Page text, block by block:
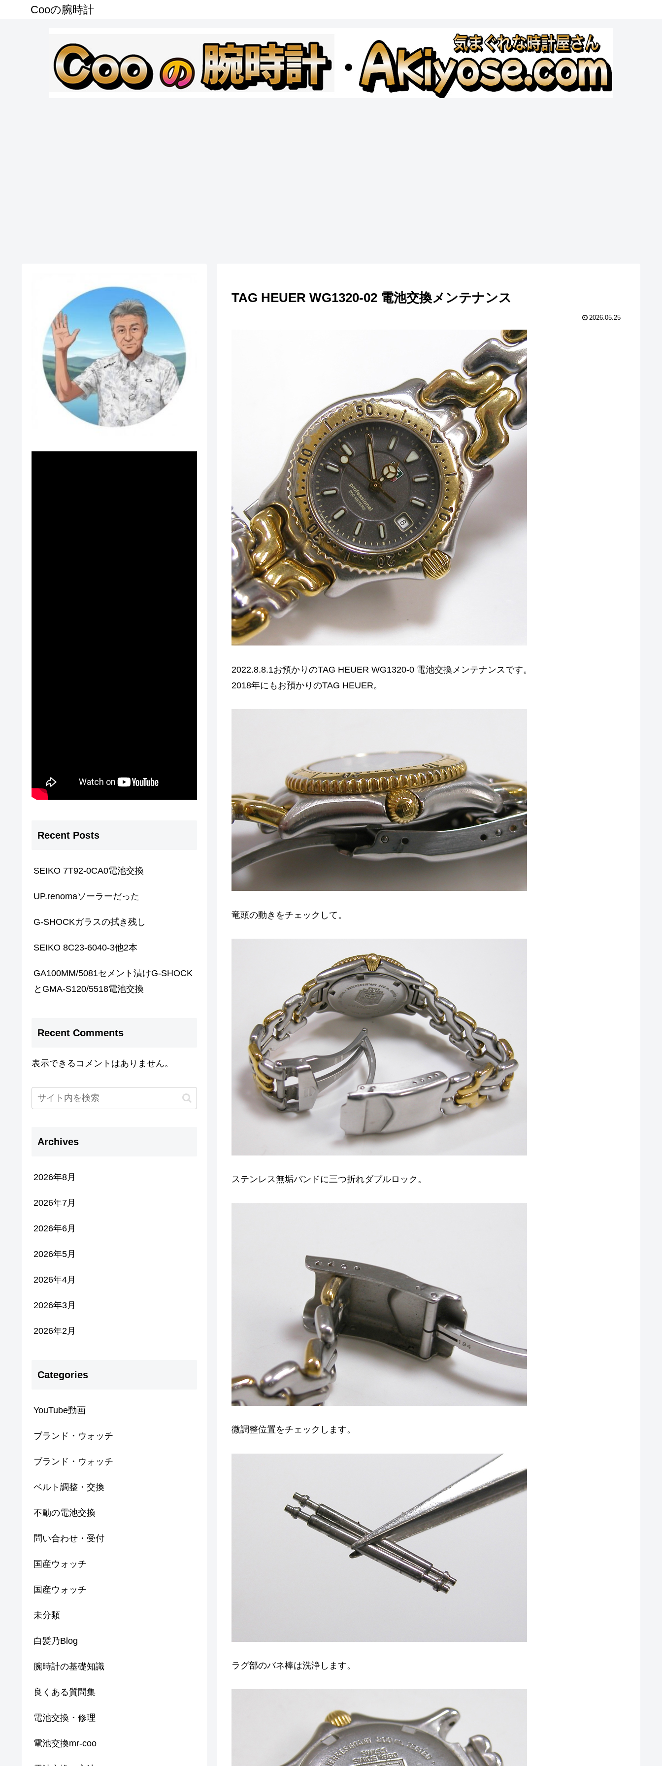
Cooの腕時計
TAG HEUER WG1320-02 電池交換メンテナンス
2026.05.25
2022.8.8.1お預かりのTAG HEUER WG1320-0 電池交換メンテナンスです。
2018年にもお預かりのTAG HEUER。
竜頭の動きをチェックして。
ステンレス無垢バンドに三つ折れダブルロック。
微調整位置をチェックします。
ラグ部のバネ棒は洗浄します。
Recent Posts
SEIKO 7T92-0CA0電池交換
UP.renomaソーラーだった
G-SHOCKガラスの拭き残し
SEIKO 8C23-6040-3他2本
GA100MM/5081セメント漬けG-SHOCK
とGMA-S120/5518電池交換
Recent Comments
表示できるコメントはありません。
Archives
2026年8月
2026年7月
2026年6月
2026年5月
2026年4月
2026年3月
2026年2月
Categories
YouTube動画
ブランド・ウォッチ
ブランド・ウォッチ
ベルト調整・交換
不動の電池交換
問い合わせ・受付
国産ウォッチ
国産ウォッチ
未分類
白髪乃Blog
腕時計の基礎知識
良くある質問集
電池交換・修理
電池交換mr-coo